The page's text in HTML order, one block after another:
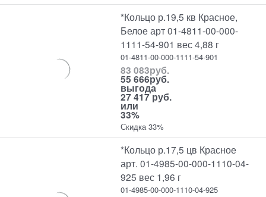
*Кольцо р.19,5 кв Красное,
Белое арт 01-4811-00-000-
1111-54-901 вес 4,88 г
01-4811-00-000-1111-54-901
83 083руб.
55 666руб.
выгода
27 417 руб.
или
33%
Скидка 33%
*Кольцо р.17,5 цв Красное
арт. 01-4985-00-000-1110-04-
925 вес 1,96 г
01-4985-00-000-1110-04-925